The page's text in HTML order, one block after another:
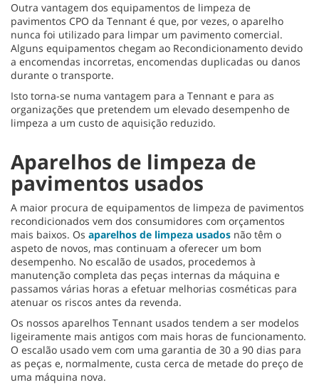
Outra vantagem dos equipamentos de limpeza de
pavimentos CPO da Tennant é que, por vezes, o aparelho
nunca foi utilizado para limpar um pavimento comercial.
Alguns equipamentos chegam ao Recondicionamento devido
a encomendas incorretas, encomendas duplicadas ou danos
durante o transporte.
Isto torna-se numa vantagem para a Tennant e para as
organizações que pretendem um elevado desempenho de
limpeza a um custo de aquisição reduzido.
Aparelhos de limpeza de
pavimentos usados
A maior procura de equipamentos de limpeza de pavimentos
recondicionados vem dos consumidores com orçamentos
mais baixos. Os aparelhos de limpeza usados não têm o
aspeto de novos, mas continuam a oferecer um bom
desempenho. No escalão de usados, procedemos à
manutenção completa das peças internas da máquina e
passamos várias horas a efetuar melhorias cosméticas para
atenuar os riscos antes da revenda.
Os nossos aparelhos Tennant usados tendem a ser modelos
ligeiramente mais antigos com mais horas de funcionamento.
O escalão usado vem com uma garantia de 30 a 90 dias para
as peças e, normalmente, custa cerca de metade do preço de
uma máquina nova.